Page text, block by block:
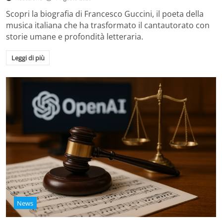
Scopri la biografia di Francesco Guccini, il poeta della
musica italiana che ha trasformato il cantautorato con
storie umane e profondità letteraria.
Leggi di più
News